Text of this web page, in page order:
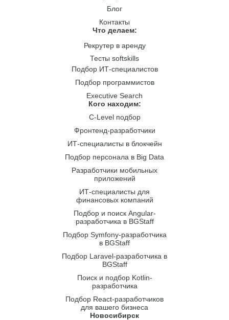
Новосибирск
Блог
Контакты
Что делаем:
Рекрутер в аренду
Тесты softskills
Подбор ИТ-специалистов
Подбор программистов
Executive Search
Кого находим:
С-Level подбор
Фронтенд-разработчики
ИТ-специалисты в блокчейн
Подбор персонала в Big Data
Разработчики мобильных
приложений
ИТ-специалисты для
финансовых компаний
Подбор и поиск Angular-
разработчика в BGStaff
Подбор Symfony-разработчика
в BGStaff
Подбор Laravel-разработчика в
BGStaff
Поиск и подбор Kotlin-
разработчика
Подбор React-разработчиков
для вашего бизнеса